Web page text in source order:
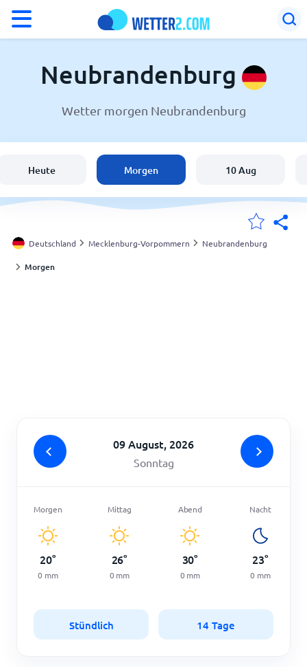
°C
Wetter in Neubrandenburg
Schweiz
Österreich
Neubrandenburg
Wetter morgen Neubrandenburg
Heute Morgen 10 Aug
Deutschland Mecklenburg-Vorpommern Neubrandenburg
Morgen
09 August, 2026
Sonntag
Morgen
20°
0 mm
Mittag
26°
0 mm
Abend
30°
0 mm
Nacht
23°
0 mm
Stündlich 14 Tage